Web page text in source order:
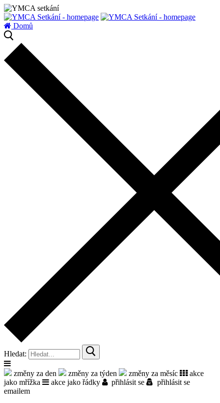
Domů
Hledat:
změny za den změny za týden změny za měsíc
akce
jako mřížka
akce jako řádky přihlásit se
přihlásit se
emailem
zatížení serveru